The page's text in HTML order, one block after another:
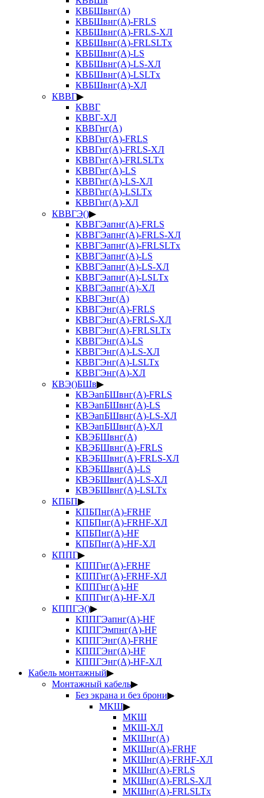
КВБШвнг(А)
КВБШвнг(А)-FRLS
КВБШвнг(А)-FRLS-ХЛ
КВБШвнг(А)-FRLSLTx
КВБШвнг(А)-LS
КВБШвнг(А)-LS-ХЛ
КВБШвнг(А)-LSLTx
КВБШвнг(А)-ХЛ
КВВГ▶
КВВГ
КВВГ-ХЛ
КВВГнг(А)
КВВГнг(А)-FRLS
КВВГнг(А)-FRLS-ХЛ
КВВГнг(А)-FRLSLTx
КВВГнг(А)-LS
КВВГнг(А)-LS-ХЛ
КВВГнг(А)-LSLTx
КВВГнг(А)-ХЛ
КВВГЭ()▶
КВВГЭапнг(А)-FRLS
КВВГЭапнг(А)-FRLS-ХЛ
КВВГЭапнг(А)-FRLSLTx
КВВГЭапнг(А)-LS
КВВГЭапнг(А)-LS-ХЛ
КВВГЭапнг(А)-LSLTx
КВВГЭапнг(А)-ХЛ
КВВГЭнг(А)
КВВГЭнг(А)-FRLS
КВВГЭнг(А)-FRLS-ХЛ
КВВГЭнг(А)-FRLSLTx
КВВГЭнг(А)-LS
КВВГЭнг(А)-LS-ХЛ
КВВГЭнг(А)-LSLTx
КВВГЭнг(А)-ХЛ
КВЭ()БШв▶
КВЭапБШвнг(А)-FRLS
КВЭапБШвнг(А)-LS
КВЭапБШвнг(А)-LS-ХЛ
КВЭапБШвнг(А)-ХЛ
КВЭБШвнг(А)
КВЭБШвнг(А)-FRLS
КВЭБШвнг(А)-FRLS-ХЛ
КВЭБШвнг(А)-LS
КВЭБШвнг(А)-LS-ХЛ
КВЭБШвнг(А)-LSLTx
КПБП▶
КПБПнг(А)-FRHF
КПБПнг(А)-FRHF-ХЛ
КПБПнг(А)-HF
КПБПнг(А)-HF-ХЛ
КППГ▶
КППГнг(А)-FRHF
КППГнг(А)-FRHF-ХЛ
КППГнг(А)-HF
КППГнг(А)-HF-ХЛ
КППГЭ()▶
КППГЭапнг(А)-HF
КППГЭмпнг(А)-HF
КППГЭнг(А)-FRHF
КППГЭнг(А)-HF
КППГЭнг(А)-HF-ХЛ
Кабель монтажный▶
Монтажный кабель▶
Без экрана и без брони▶
МКШ▶
МКШ
МКШ-ХЛ
МКШнг(А)
МКШнг(А)-FRHF
МКШнг(А)-FRHF-ХЛ
МКШнг(А)-FRLS
МКШнг(А)-FRLS-ХЛ
МКШнг(А)-FRLSLTx